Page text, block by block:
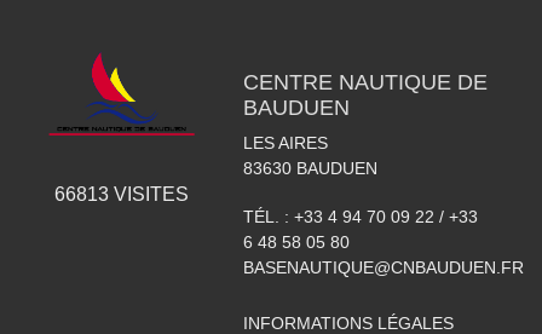
66813VISITES
CENTRE NAUTIQUE DE
BAUDUEN
LES AIRES
83630 BAUDUEN
TÉL. : +33 4 94 70 09 22 / +33
6 48 58 05 80
BASENAUTIQUE@CNBAUDUEN.FR
INFORMATIONS LÉGALES